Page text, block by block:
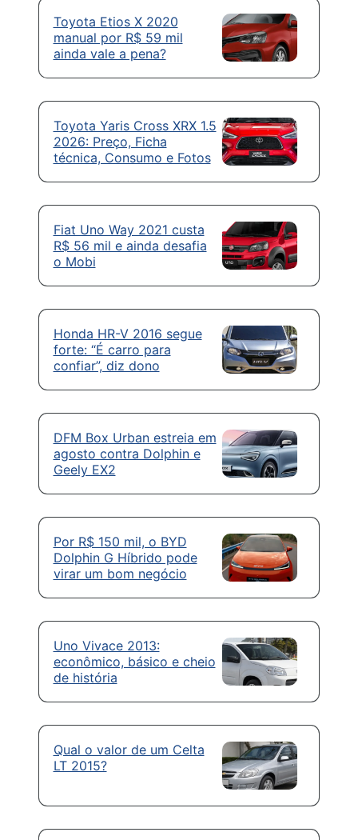
Toyota Etios X 2020
manual por R$ 59 mil
ainda vale a pena?
Toyota Yaris Cross XRX 1.5
2026: Preço, Ficha
técnica, Consumo e Fotos
Fiat Uno Way 2021 custa
R$ 56 mil e ainda desafia
o Mobi
Honda HR-V 2016 segue
forte: “É carro para
confiar”, diz dono
DFM Box Urban estreia em
agosto contra Dolphin e
Geely EX2
Por R$ 150 mil, o BYD
Dolphin G Híbrido pode
virar um bom negócio
Uno Vivace 2013:
econômico, básico e cheio
de história
Qual o valor de um Celta
LT 2015?